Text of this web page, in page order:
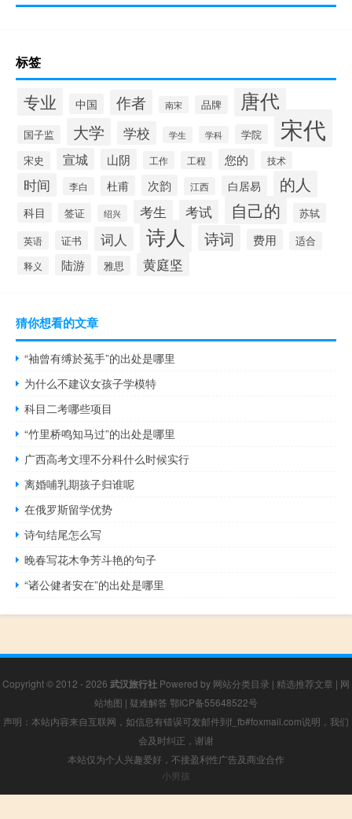
标签
专业 中国 作者 南宋 品牌 唐代
国子监 大学 学校 学生 学科 学院 宋代
宋史 宣城 山阴 工作 工程 您的 技术
时间 李白 杜甫 次韵 江西 白居易 的人
科目 签证 绍兴 考生 考试 自己的 苏轼
英语 证书 词人 诗人 诗词 费用 适合
释义 陆游 雅思 黄庭坚
猜你想看的文章
“袖曾有缚於菟手”的出处是哪里
为什么不建议女孩子学模特
科目二考哪些项目
“竹里桥鸣知马过”的出处是哪里
广西高考文理不分科什么时候实行
离婚哺乳期孩子归谁呢
在俄罗斯留学优势
诗句结尾怎么写
晚春写花木争芳斗艳的句子
“诸公健者安在”的出处是哪里
Copyright © 2012 - 2026 武汉旅行社 Powered by 网站分类目录 | 精选推荐文章 | 网
站地图 | 疑难解答 鄂ICP备55648522号
声明：本站内容来自互联网，如信息有错误可发邮件到f_fb#foxmail.com说明，我们
会及时纠正，谢谢
本站仅为个人兴趣爱好，不接盈利性广告及商业合作
小男孩